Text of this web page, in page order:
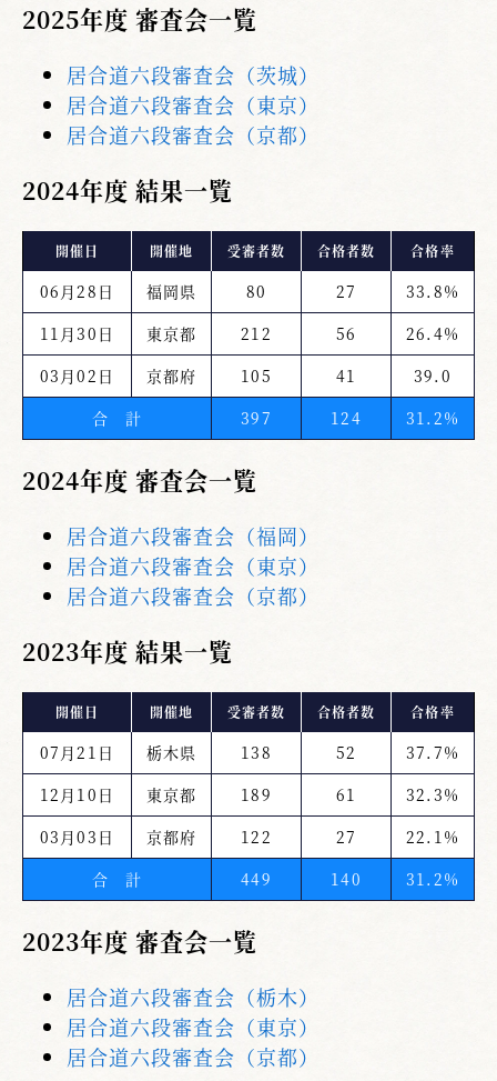
2025年度 審査会一覧
居合道六段審査会（茨城）
居合道六段審査会（東京）
居合道六段審査会（京都）
2024年度 結果一覧
開催日 開催地 受審者数 合格者数 合格率
06月28日 福岡県 80 27
33.8%
11月30日
東京都 212 56
26.4%
03月02日
京都府 105 41
39.0
合 計
397 124 31.2%
2024年度 審査会一覧
居合道六段審査会（福岡）
居合道六段審査会（東京）
居合道六段審査会（京都）
2023年度 結果一覧
開催日 開催地 受審者数 合格者数 合格率
07月21日 栃木県 138 52
37.7%
12月10日
東京都 189 61
32.3%
03月03日
京都府 122 27
22.1%
合 計
449 140 31.2%
2023年度 審査会一覧
居合道六段審査会（栃木）
居合道六段審査会（東京）
居合道六段審査会（京都）